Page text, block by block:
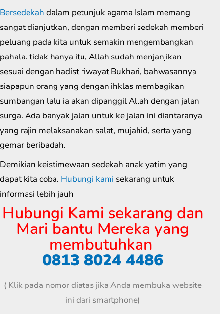
Bersedekah dalam petunjuk agama Islam memang
sangat dianjutkan, dengan memberi sedekah memberi
peluang pada kita untuk semakin mengembangkan
pahala. tidak hanya itu, Allah sudah menjanjikan
sesuai dengan hadist riwayat Bukhari, bahwasannya
siapapun orang yang dengan ihklas membagikan
sumbangan lalu ia akan dipanggil Allah dengan jalan
surga. Ada banyak jalan untuk ke jalan ini diantaranya
yang rajin melaksanakan salat, mujahid, serta yang
gemar beribadah.
Demikian keistimewaan sedekah anak yatim yang
dapat kita coba. Hubungi kami sekarang untuk
informasi lebih jauh
Hubungi Kami sekarang dan
Mari bantu Mereka yang
membutuhkan
0813 8024 4486
( Klik pada nomor diatas jika Anda membuka website
ini dari smartphone)